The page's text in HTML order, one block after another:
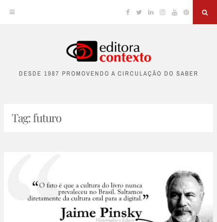
content
Facebook
TwitterLinkedinInstagram
YouTubePinterest
DESDE 1987 PROMOVENDO A CIRCULAÇÃO DO SABER
Tag:futuro